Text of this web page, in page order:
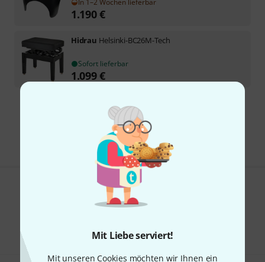
Mit Liebe serviert!
Mit unseren Cookies möchten wir Ihnen ein
1.190€
Hidrau Helsinki-BC26M-Tech
Sofort lieferbar
1.099€
Kostenloser Versand ab 29 €
Alle Preise inkl. MwSt.
Gefällt Ihnen, was Sie sehen?